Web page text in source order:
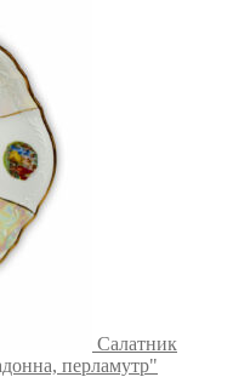
Салатник
перламутр"